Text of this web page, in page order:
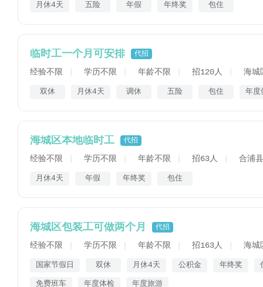
月休4天 五险 年假 年终奖 包住
临时工一个月可安排 代招
经验不限 学历不限 年龄不限 招120人 海城
双休 月休4天 调休 五险 包住 年度
海城区本地临时工 代招
经验不限 学历不限 年龄不限 招63人 合浦县
月休4天 年假 年终奖 包住
海城区包装工可做两个月 代招
经验不限 学历不限 年龄不限 招163人 海城
国家节假日 双休 月休4天 公积金 年终奖
免费班车 年度体检 年度旅游